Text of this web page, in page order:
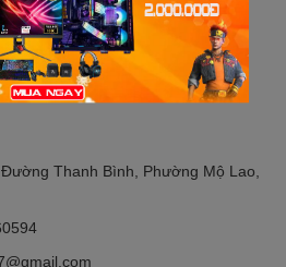
Thanh Bình, Phường Mộ Lao,